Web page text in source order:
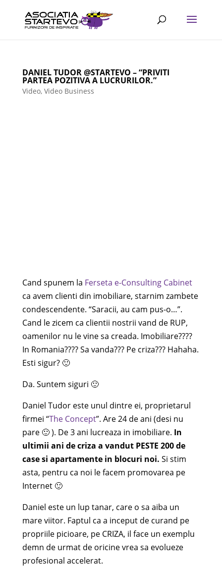
DANIEL TUDOR @STARTEVO – “PRIVITI
PARTEA POZITIVA A LUCRURILOR.”
Video, Video Business
Cand spunem la Ferseta e-Consulting Cabinet
ca avem clienti din imobiliare, starnim zambete
condescendente. “Saracii, au cam pus-o…”.
Cand le zicem ca clientii nostrii vand de RUP,
oamenilor nu le vine sa creada. Imobiliare????
In Romania???? Sa vanda??? Pe criza??? Hahaha.
Esti sigur? 🙂
Da. Suntem siguri 🙂
Daniel Tudor este unul dintre ei, proprietarul
firmei “The Concept”. Are 24 de ani (desi nu
pare 🙂 ). De 3 ani lucreaza in imobiliare. In
ultimii ani de criza a vandut PESTE 200 de
case si apartamente in blocuri noi. Si stim
asta, pentru ca noi le facem promovarea pe
Internet 🙂
Daniel este un lup tanar, care o sa aiba un
mare viitor. Faptul ca a inceput de curand pe
propriile picioare, pe CRIZA, il face un exemplu
demn de urmat de oricine vrea sa evolueze
profesional accelerat.